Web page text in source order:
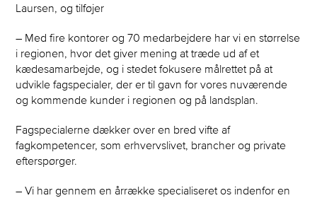
Laursen, og tilføjer
– Med fire kontorer og 70 medarbejdere har vi en størrelse
i regionen, hvor det giver mening at træde ud af et
kædesamarbejde, og i stedet fokusere målrettet på at
udvikle fagspecialer, der er til gavn for vores nuværende
og kommende kunder i regionen og på landsplan.
Fagspecialerne dækker over en bred vifte af
fagkompetencer, som erhvervslivet, brancher og private
efterspørger.
– Vi har gennem en årrække specialiseret os indenfor en